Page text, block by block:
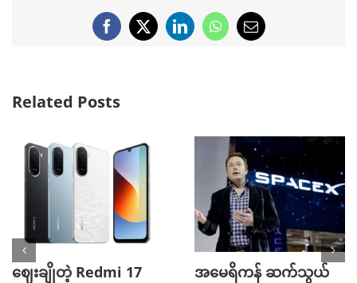
Facebook
X LinkedInWhatsApp
Email
Related Posts
ဈေးချိုတဲ့ Redmi 17
အမေရိကန် ဆက်သွယ်